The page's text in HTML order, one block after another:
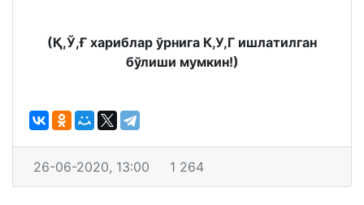
(Қ,Ў,Ғ хариблар ўрнига К,У,Г ишлатилган
бўлиши мумкин!)
26-06-2020, 13:00 1 264